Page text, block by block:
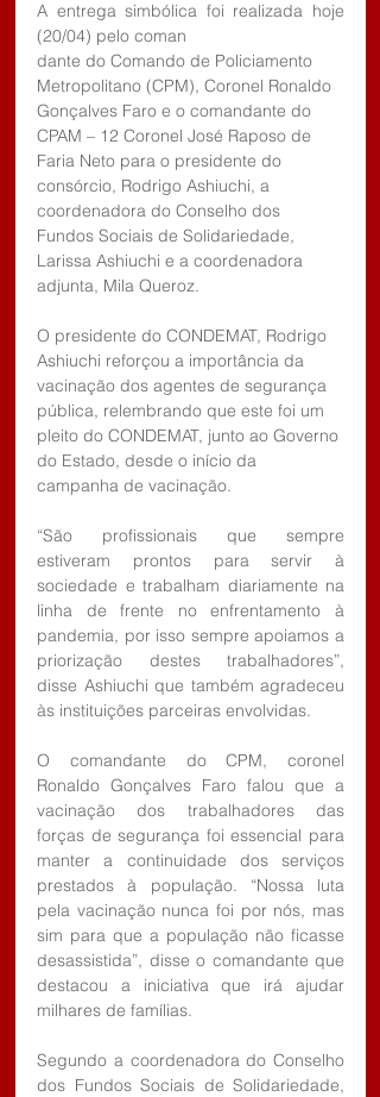
A entrega simbólica foi realizada hoje
(20/04) pelo coman
dante do Comando de Policiamento
Metropolitano (CPM), Coronel Ronaldo
Gonçalves Faro e o comandante do
CPAM – 12 Coronel José Raposo de
Faria Neto para o presidente do
consórcio, Rodrigo Ashiuchi, a
coordenadora do Conselho dos
Fundos Sociais de Solidariedade,
Larissa Ashiuchi e a coordenadora
adjunta, Mila Queroz.
O presidente do CONDEMAT, Rodrigo
Ashiuchi reforçou a importância da
vacinação dos agentes de segurança
pública, relembrando que este foi um
pleito do CONDEMAT, junto ao Governo
do Estado, desde o início da
campanha de vacinação.
“São profissionais que sempre
estiveram prontos para servir à
sociedade e trabalham diariamente na
linha de frente no enfrentamento à
pandemia, por isso sempre apoiamos a
priorização destes trabalhadores”,
disse Ashiuchi que também agradeceu
às instituições parceiras envolvidas.
O comandante do CPM, coronel
Ronaldo Gonçalves Faro falou que a
vacinação dos trabalhadores das
forças de segurança foi essencial para
manter a continuidade dos serviços
prestados à população. “Nossa luta
pela vacinação nunca foi por nós, mas
sim para que a população não ficasse
desassistida”, disse o comandante que
destacou a iniciativa que irá ajudar
milhares de famílias.
Segundo a coordenadora do Conselho
dos Fundos Sociais de Solidariedade,